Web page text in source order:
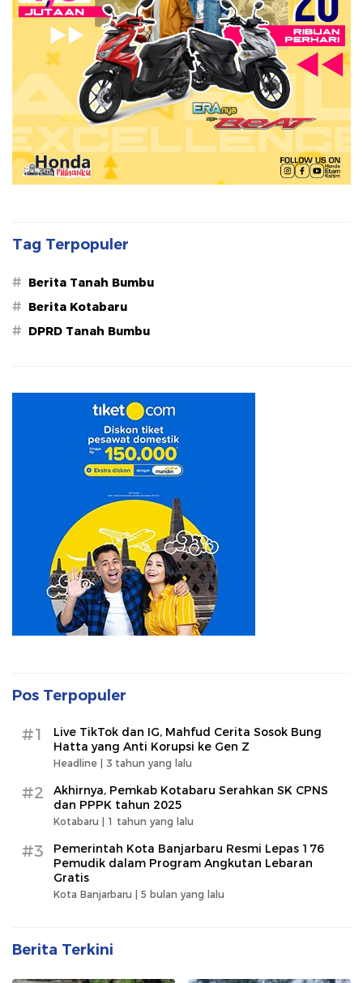
Tag Terpopuler
# Berita Tanah Bumbu
# Berita Kotabaru
# DPRD Tanah Bumbu
Pos Terpopuler
#1
Live TikTok dan IG, Mahfud Cerita Sosok Bung
Hatta yang Anti Korupsi ke Gen Z
Headline | 3 tahun yang lalu
#2
Akhirnya, Pemkab Kotabaru Serahkan SK CPNS
dan PPPK tahun 2025
Kotabaru | 1 tahun yang lalu
#3
Pemerintah Kota Banjarbaru Resmi Lepas 176
Pemudik dalam Program Angkutan Lebaran
Gratis
Kota Banjarbaru | 5 bulan yang lalu
Berita Terkini